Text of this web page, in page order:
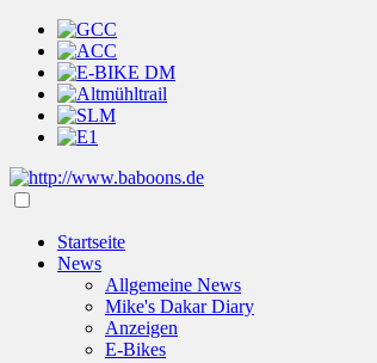
Startseite
News
Allgemeine News
Mike's Dakar Diary
Anzeigen
E-Bikes